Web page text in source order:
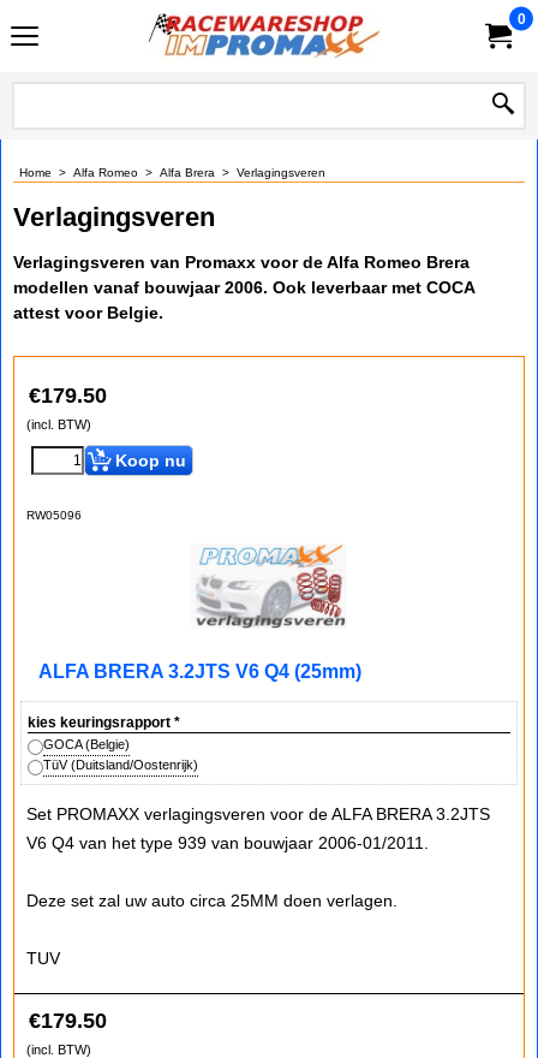
0
Home > Alfa Romeo > Alfa Brera > Verlagingsveren
Verlagingsveren
Verlagingsveren van Promaxx voor de Alfa Romeo Brera
modellen vanaf bouwjaar 2006. Ook leverbaar met COCA
attest voor Belgie.
€179.50
(incl. BTW)
Koop nu
RW05096
ALFA BRERA 3.2JTS V6 Q4 (25mm)
kies keuringsrapport *
GOCA (Belgie)
TüV (Duitsland/Oostenrijk)
Set PROMAXX verlagingsveren voor de ALFA BRERA 3.2JTS
V6 Q4 van het type 939 van bouwjaar 2006-01/2011.
Deze set zal uw auto circa 25MM doen verlagen.
TUV
€179.50
(incl. BTW)